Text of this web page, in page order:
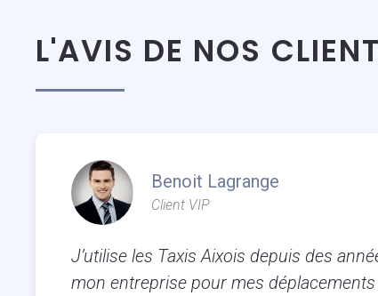
L'AVIS DE NOS
Benoit Lagrange
Client VIP
J’utilise les Taxis Aixois depuis des
mon entreprise pour mes